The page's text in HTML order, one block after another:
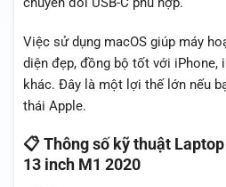
Việc sử dụng macOS giúp máy
diện đẹp, đồng bộ tốt với iPhone,
khác. Đây là một lợi thế lớn nếu
thái Apple.
📋 Thông số kỹ thuật
13 inch M1 2020